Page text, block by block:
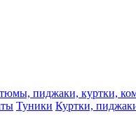
пиджаки, куртки,
Туники Куртки,